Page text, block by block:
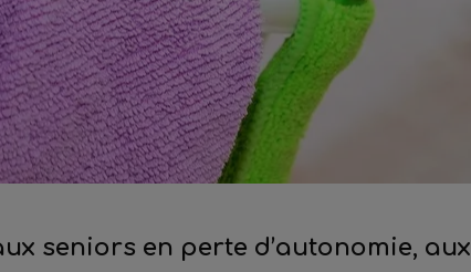
seniors en perte d’autonomie, aux